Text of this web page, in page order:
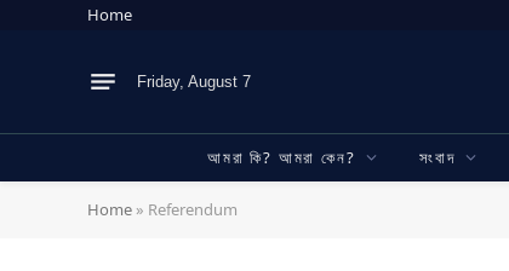
Home
Friday, August 7
আমরা কি? আমরা কেন? সংবাদ
Home » Referendum